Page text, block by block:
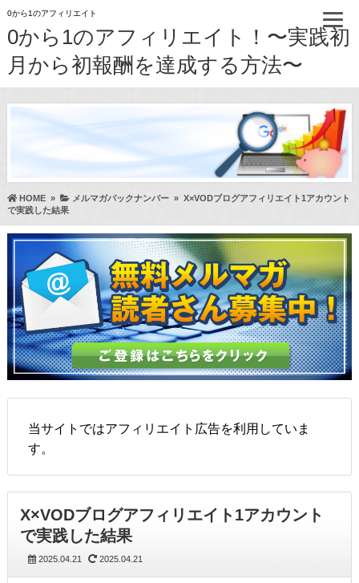
0から1のアフィリエイト
0から1のアフィリエイト！〜実践初
月から初報酬を達成する方法〜
HOME» メルマガバックナンバー» X×VODブログアフィリエイト1アカウント
で実践した結果
当サイトではアフィリエイト広告を利用していま
す。
X×VODブログアフィリエイト1アカウント
で実践した結果
2025.04.21 2025.04.21